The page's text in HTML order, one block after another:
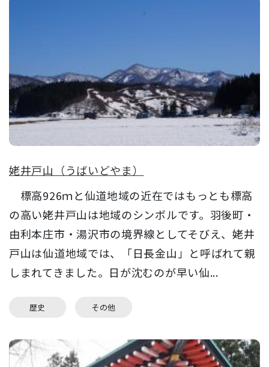
姥井戸山（うばいどやま）
標高926ｍと仙道地域の近在ではもっとも標高
の高い姥井戸山は地域のシンボルです。羽後町・
由利本庄市・湯沢市の境界線としてそびえ、姥井
戸山は仙道地域では、「日長金山」と呼ばれて親
しまれてきました。日が沈むのが早い仙...
歴史 その他